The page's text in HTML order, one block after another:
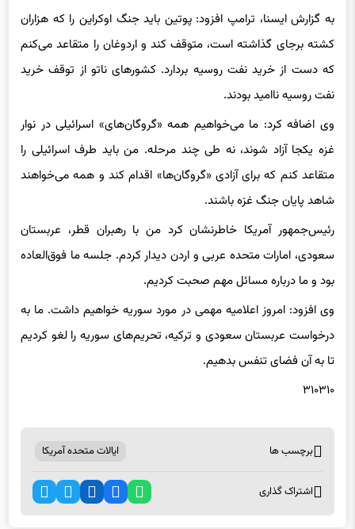
به گزارش ایسنا، ترامپ افزود: پوتین باید جنگ اوکراین را که هزاران
کشته برجای گذاشته است، متوقف کند و اردوغان را متقاعد می‌کنم
که دست از خرید نفت روسیه بردارد. کشورهای ناتو از توقف خرید
نفت روسیه ناامید بودند.
وی اضافه کرد: ما می‌خواهیم همه «گروگان‌های» اسرائیلی در نوار
غزه یکجا آزاد شوند، نه طی چند مرحله. من باید طرف اسرائیلی را
متقاعد کنم که برای آزادی «گروگان‌ها» اقدام کند و همه می‌خواهند
شاهد پایان جنگ غزه باشند.
رئیس‌جمهور آمریکا خاطرنشان کرد من با رهبران قطر، عربستان
سعودی، امارات متحده عربی و اردن دیدار کردم. جلسه ما فوق‌العاده
بود و ما درباره مسائل مهم صحبت کردیم.
وی افزود: امروز اعلامیه مهمی در مورد سوریه خواهیم داشت. ما به
درخواست عربستان سعودی و ترکیه، تحریم‌های سوریه را لغو کردیم
تا به آن فضای تنفس بدهیم.
۳۱۰۳۱۰
برچسب ها ایالات متحده آمریکا
اشتراک گذاری